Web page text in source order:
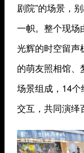
剧院”的场景，
一帜。整个现场
光辉的时空留声
的萌友照相馆、
场景组成，14
交互，共同演绎